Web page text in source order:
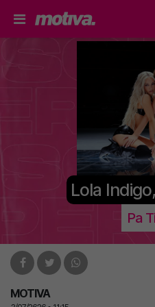
Lola
Pa
MOTIVA